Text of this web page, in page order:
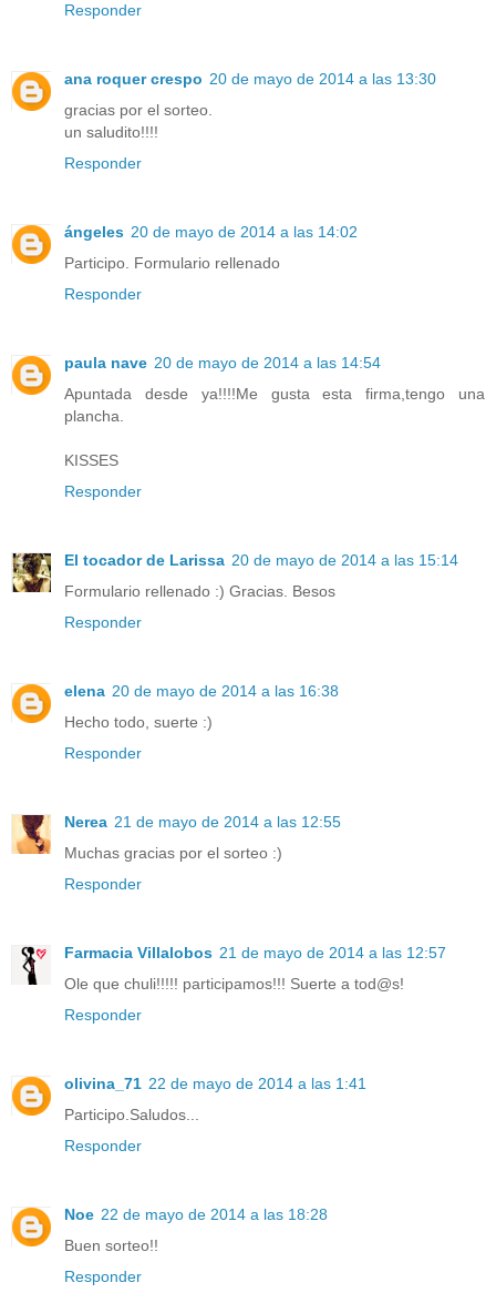
Responder
ana roquer crespo 20 de mayo de 2014 a las 13:30
gracias por el sorteo.
un saludito!!!!
Responder
ángeles 20 de mayo de 2014 a las 14:02
Participo. Formulario rellenado
Responder
paula nave 20 de mayo de 2014 a las 14:54
Apuntada desde ya!!!!Me gusta esta firma,tengo una
plancha.
KISSES
Responder
El tocador de Larissa 20 de mayo de 2014 a las 15:14
Formulario rellenado :) Gracias. Besos
Responder
elena 20 de mayo de 2014 a las 16:38
Hecho todo, suerte :)
Responder
Nerea 21 de mayo de 2014 a las 12:55
Muchas gracias por el sorteo :)
Responder
Farmacia Villalobos 21 de mayo de 2014 a las 12:57
Ole que chuli!!!!! participamos!!! Suerte a tod@s!
Responder
olivina_71 22 de mayo de 2014 a las 1:41
Participo.Saludos...
Responder
Noe 22 de mayo de 2014 a las 18:28
Buen sorteo!!
Responder